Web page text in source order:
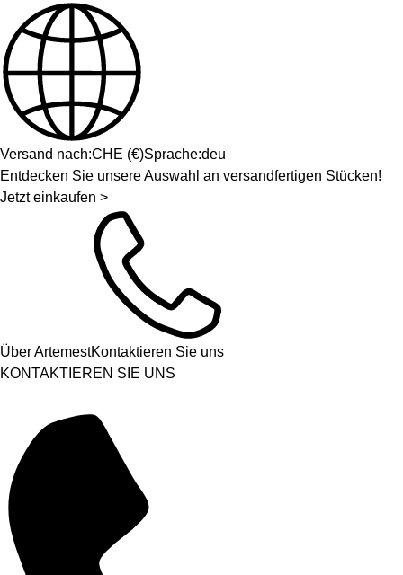
Versand nach:CHE (€)Sprache:deu
Entdecken Sie unsere Auswahl an versandfertigen Stücken!
Jetzt einkaufen >
Über ArtemestKontaktieren Sie uns
KONTAKTIEREN SIE UNS